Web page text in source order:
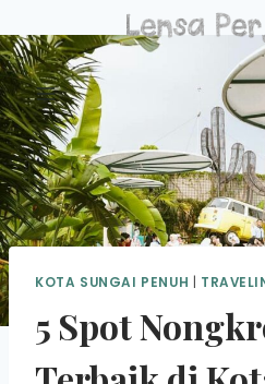
to
content
KOTA SUNGAI PENUH |
5 Spot